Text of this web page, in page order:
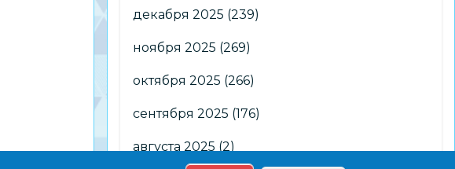
декабря 2025 (239)
ноября 2025 (269)
октября 2025 (266)
сентября 2025 (176)
августа 2025 (2)